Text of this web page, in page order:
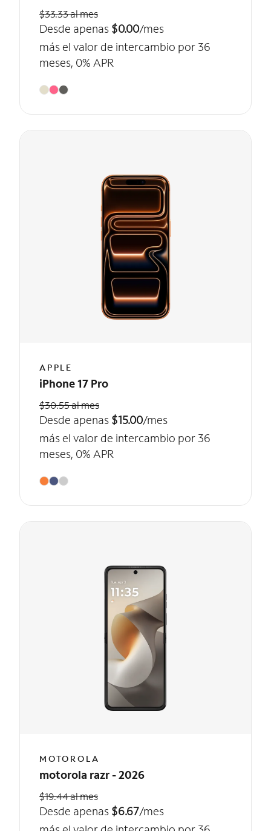
$33.33 al mes
Desde apenas $0.00/mes
más el valor de intercambio por 36
meses, 0% APR
APPLE
iPhone 17 Pro
$30.55 al mes
Desde apenas $15.00/mes
más el valor de intercambio por 36
meses, 0% APR
MOTOROLA
motorola razr - 2026
$19.44 al mes
Desde apenas $6.67/mes